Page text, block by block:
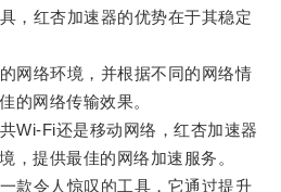
红杏加速器的优势在于其稳定
络环境，并根据不同的网络情
的网络传输效果。
Fi还是移动网络，红杏加速器
，提供最佳的网络加速服务。
令人惊叹的工具，它通过提升